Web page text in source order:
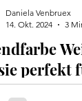
perfekt
Daniela Venbruex
14. Okt. 2024
3